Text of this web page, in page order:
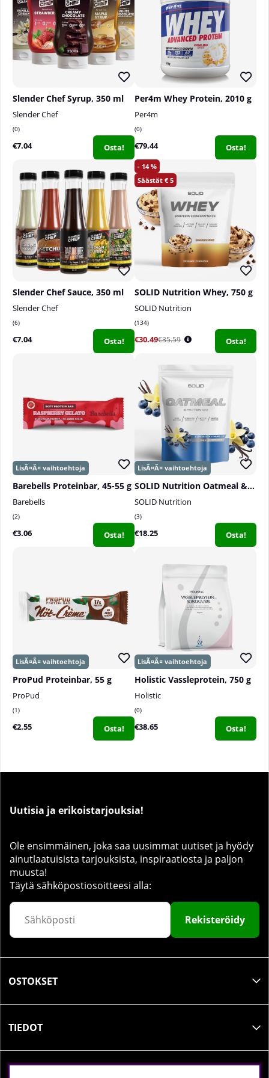
edistää sidekudoksen ylläpitoa.
Slender Chef Syrup, 350 ml
Slender Chef
0
€7.04 Osta!
Per4m Whey Protein, 2010 g
Per4m
0
€79.44 Osta!
Slender Chef Sauce, 350 ml
Slender Chef
6
€7.04 Osta!
14
5
SOLID Nutrition Whey, 750 g
SOLID Nutrition
134
€30.49€35.59 Osta!
Barebells Proteinbar, 45-55 g
Barebells
2
€3.06 Osta!
SOLID Nutrition Oatmeal & Protein Mix, 750 g
SOLID Nutrition
3
€18.25 Osta!
ProPud Proteinbar, 55 g
ProPud
1
€2.55 Osta!
Holistic Vassleprotein, 750 g
Holistic
0
€38.65 Osta!
Uutisia ja erikoistarjouksia!
Ole ensimmäinen, joka saa uusimmat uutiset ja hyödy
ainutlaatuisista tarjouksista, inspiraatiosta ja paljon
muusta!
Täytä sähköpostiosoitteesi alla:
Rekisteröidy
OSTOKSET
TIEDOT